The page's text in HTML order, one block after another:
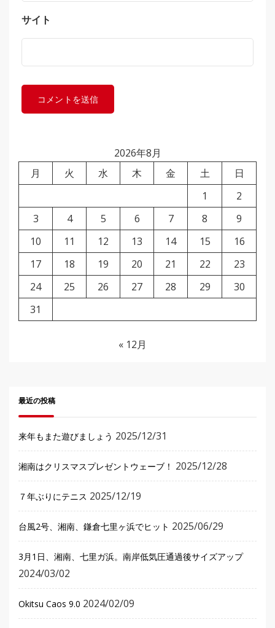
サイト
2026年8月
月
火 水 木 金 土
日
1
2
3
4 5 6 7 8
9
10
11 12 13 14 15
16
17
18 19 20 21 22
23
24
25 26 27 28 29
30
31
« 12月
最近の投稿
来年もまた遊びましょう 2025/12/31
湘南はクリスマスプレゼントウェーブ！ 2025/12/28
７年ぶりにテニス 2025/12/19
台風2号、湘南、鎌倉七里ヶ浜でヒット 2025/06/29
3月1日、湘南、七里ガ浜。南岸低気圧通過後サイズアップ
2024/03/02
Okitsu Caos 9.0 2024/02/09